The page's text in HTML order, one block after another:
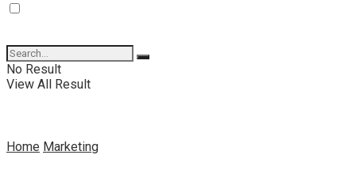
No Result
View All Result
Home Marketing